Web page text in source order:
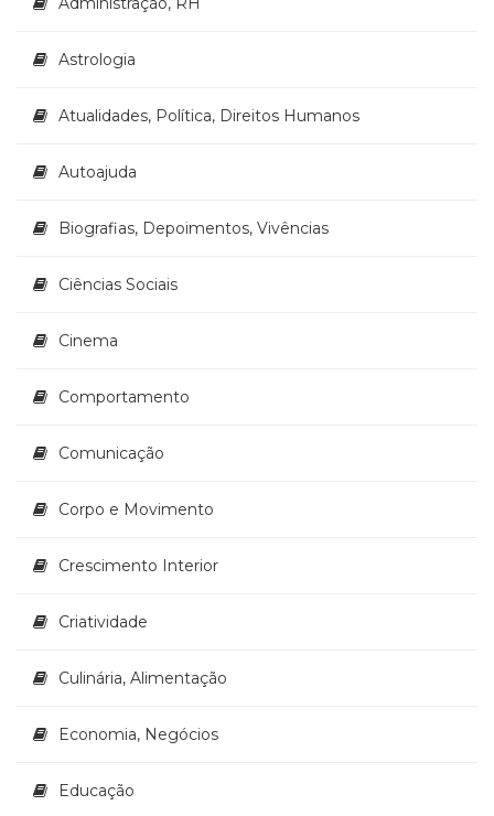
Astrologia
Atualidades, Política, Direitos Humanos
Autoajuda
Biografias, Depoimentos, Vivências
Ciências Sociais
Cinema
Comportamento
Comunicação
Corpo e Movimento
Crescimento Interior
Criatividade
Culinária, Alimentação
Economia, Negócios
Educação